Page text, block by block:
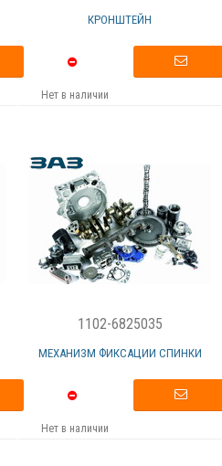
КРОНШТЕЙН
Нет в наличии
1102-6825035
МЕХАНИЗМ ФИКСАЦИИ СПИНКИ
Нет в наличии